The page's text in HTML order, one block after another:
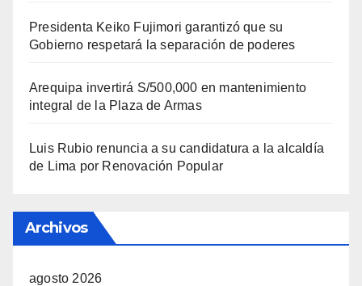
Presidenta Keiko Fujimori garantizó que su
Gobierno respetará la separación de poderes
Arequipa invertirá S/500,000 en mantenimiento
integral de la Plaza de Armas
Luis Rubio renuncia a su candidatura a la alcaldía
de Lima por Renovación Popular
Archivos
agosto 2026